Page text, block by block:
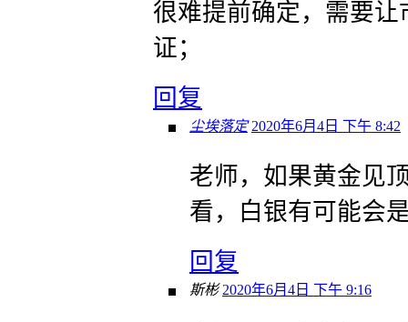
很难提前确定，需要
证；
回复
尘埃落定 2020年6月4日 下午 8:42
老师，如果黄金见
看，白银有可能会
回复
斯彬 2020年6月4日 下午 9:16